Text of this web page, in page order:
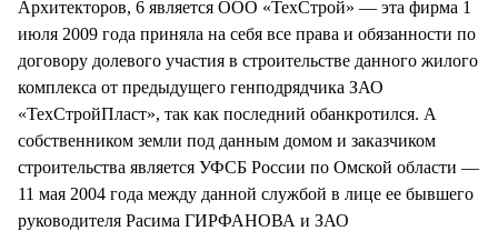
Архитекторов, 6 является ООО «ТехСтрой» — эта фирма 1
июля 2009 года приняла на себя все права и обязанности по
договору долевого участия в строительстве данного жилого
комплекса от предыдущего генподрядчика ЗАО
«ТехСтройПласт», так как последний обанкротился. А
собственником земли под данным домом и заказчиком
строительства является УФСБ России по Омской области —
11 мая 2004 года между данной службой в лице ее бывшего
руководителя Расима ГИРФАНОВА и ЗАО